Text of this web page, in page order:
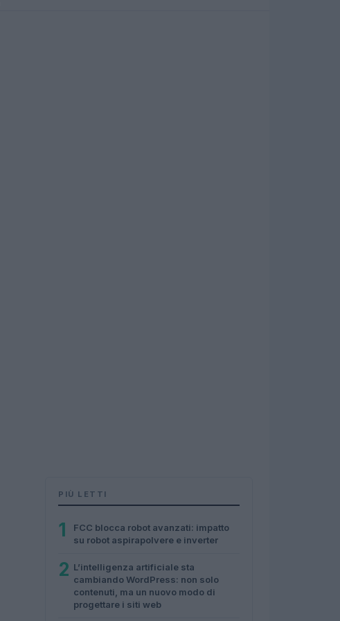
PIÙ LETTI
1
FCC blocca robot avanzati: impatto
su robot aspirapolvere e inverter
2 L’intelligenza artificiale sta
cambiando WordPress: non solo
contenuti, ma un nuovo modo di
progettare i siti web